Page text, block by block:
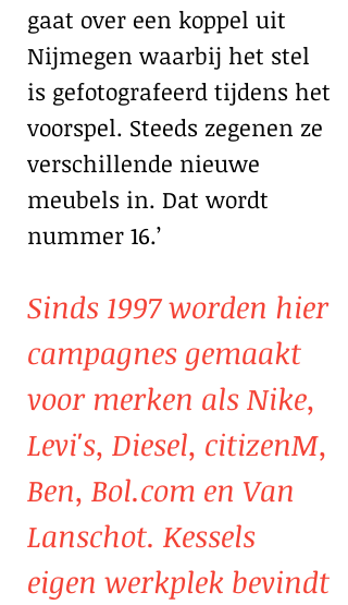
gaat over een koppel uit
Nijmegen waarbij het stel
is gefotografeerd tijdens het
voorspel. Steeds zegenen ze
verschillende nieuwe
meubels in. Dat wordt
nummer 16.’
Sinds 1997 worden hier
campagnes gemaakt
voor merken als Nike,
Levi's, Diesel, citizenM,
Ben, Bol.com en Van
Lanschot. Kessels
eigen werkplek bevindt